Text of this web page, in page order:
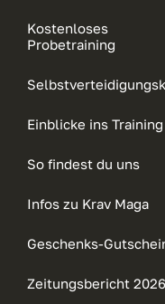
Kostenloses
Probetraining
Einblicke ins Training
So findest du uns
Infos zu Krav Maga
Geschenks-
Zeitungsbericht 2026